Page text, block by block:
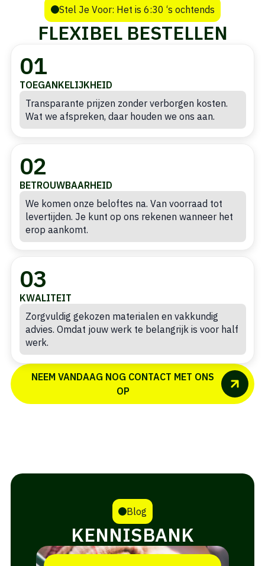
Stel Je Voor: Het is 6:30 ‘s ochtends
FLEXIBEL BESTELLEN
01
TOEGANKELIJKHEID
Transparante prijzen zonder verborgen kosten.
Wat we afspreken, daar houden we ons aan.
02
BETROUWBAARHEID
We komen onze beloftes na. Van voorraad tot
levertijden. Je kunt op ons rekenen wanneer het
erop aankomt.
03
KWALITEIT
Zorgvuldig gekozen materialen en vakkundig
advies. Omdat jouw werk te belangrijk is voor half
werk.
NEEM VANDAAG NOG CONTACT MET ONS
OP
Blog
KENNISBANK